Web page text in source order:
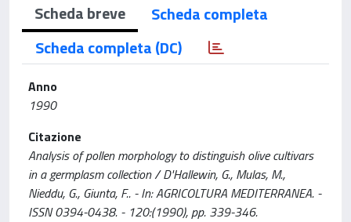
Scheda breve
Scheda completa
Scheda completa (DC)
Anno
1990
Citazione
Analysis of pollen morphology to distinguish olive cultivars
in a germplasm collection / D'Hallewin, G., Mulas, M.,
Nieddu, G., Giunta, F.. - In: AGRICOLTURA MEDITERRANEA. -
ISSN 0394-0438. - 120:(1990), pp. 339-346.